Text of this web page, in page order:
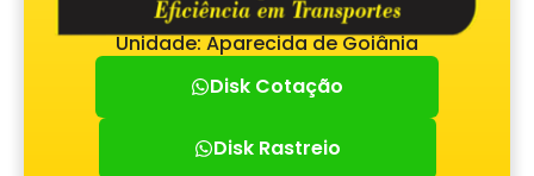
Unidade: Aparecida de Goiânia
Disk Cotação
Disk Rastreio